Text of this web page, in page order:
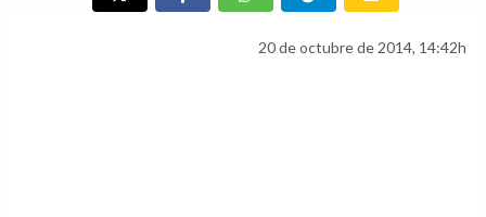
20 de octubre de 2014, 14:42h